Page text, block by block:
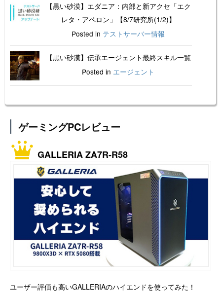
【黒い砂漠】エダニア：内部と新アクセ「エク
レタ・アペロン」【8/7研究所(1/2)】
Posted in テストサーバー情報
【黒い砂漠】伝承エージェント最終スキル一覧
Posted in エージェント
ゲーミングPCレビュー
GALLERIA ZA7R-R58
ユーザー評価も高いGALLERIAのハイエンドを使ってみた！